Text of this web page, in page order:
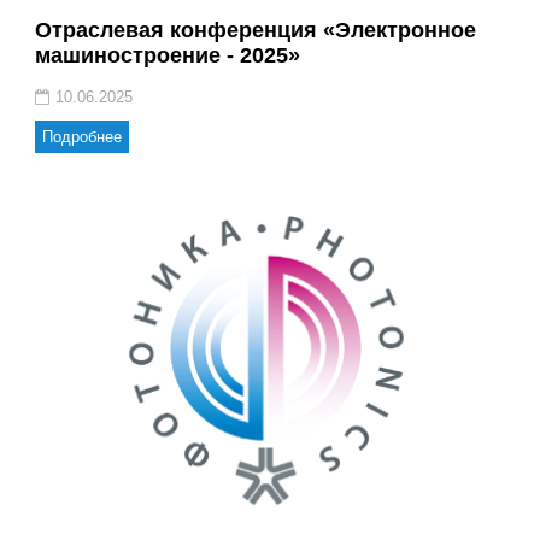
Отраслевая конференция «Электронное
машиностроение - 2025»
10.06.2025
Подробнее